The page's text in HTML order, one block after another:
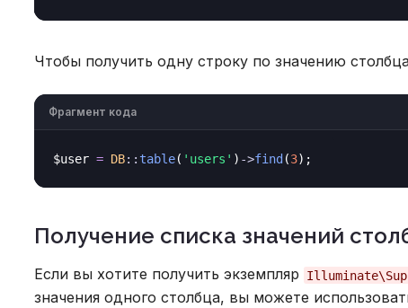
Чтобы получить одну строку по значению
Фрагмент кода
$user = DB::table( 'users' ) ->find (3
Получение списка значений
Если вы хотите получить экземпляр
значения одного столбца, вы можете